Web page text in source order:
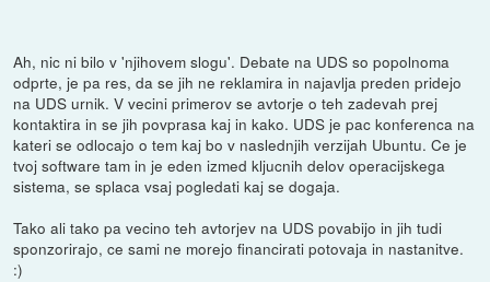
Ah, nic ni bilo v 'njihovem slogu'. Debate na UDS so popolnoma
odprte, je pa res, da se jih ne reklamira in najavlja preden pridejo
na UDS urnik. V vecini primerov se avtorje o teh zadevah prej
kontaktira in se jih povprasa kaj in kako. UDS je pac konferenca na
kateri se odlocajo o tem kaj bo v naslednjih verzijah Ubuntu. Ce je
tvoj software tam in je eden izmed kljucnih delov operacijskega
sistema, se splaca vsaj pogledati kaj se dogaja.
Tako ali tako pa vecino teh avtorjev na UDS povabijo in jih tudi
sponzorirajo, ce sami ne morejo financirati potovaja in nastanitve.
:)